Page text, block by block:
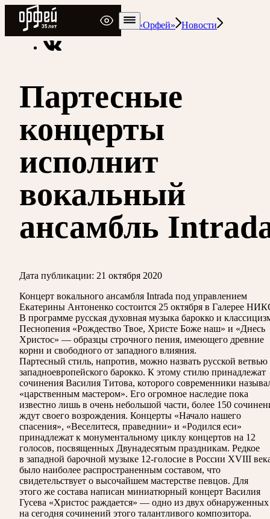
Радио Орфей
Радио классической музыки «Орфей»
Новости
Партесные
концерты
исполнит
вокальный
ансамбль
Дата публикации: 21 октября 2020
Концерт вокального ансамбля Intrada под управлением
Екатерины Антоненко состоится 25 октября в Галерее
В программе русская духовная музыка барокко и
Песнопения «Рождество Твое, Христе Боже наш» и «Днесь
Христос» — образцы строчного пения, имеющего древние
корни и свободного от западного влияния.
Партесный стиль, напротив, можно назвать русской ветвью
западноевропейского барокко. К этому стилю принадлежат
сочинения Василия Титова, которого современники
«царственным мастером». Его огромное наследие пока
известно лишь в очень небольшой части, более 150
ждут своего возрождения. Концерты «Начало нашего
спасения», «Веселитеся, праведнии» и «Родился еси»
принадлежат к монументальному циклу концертов на 12
голосов, посвященных Двунадесятым праздникам. Редкое
в западной барочной музыке 12-голосие в России XVIII
было наиболее распространенным составом, что
свидетельствует о высочайшем мастерстве певцов. Для
этого же состава написан миниатюрный концерт Василия
Гусева «Христос раждается» — одно из двух обнаруженных
на сегодня сочинений этого талантливого композитора.